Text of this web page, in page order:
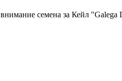
семена за Кейл "Galega